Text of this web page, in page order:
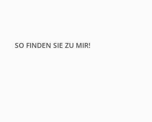
SO FINDEN SIE ZU MIR!